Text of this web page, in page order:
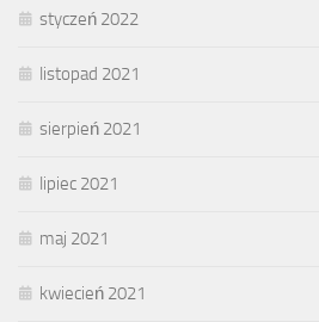
styczeń 2022
listopad 2021
sierpień 2021
lipiec 2021
maj 2021
kwiecień 2021